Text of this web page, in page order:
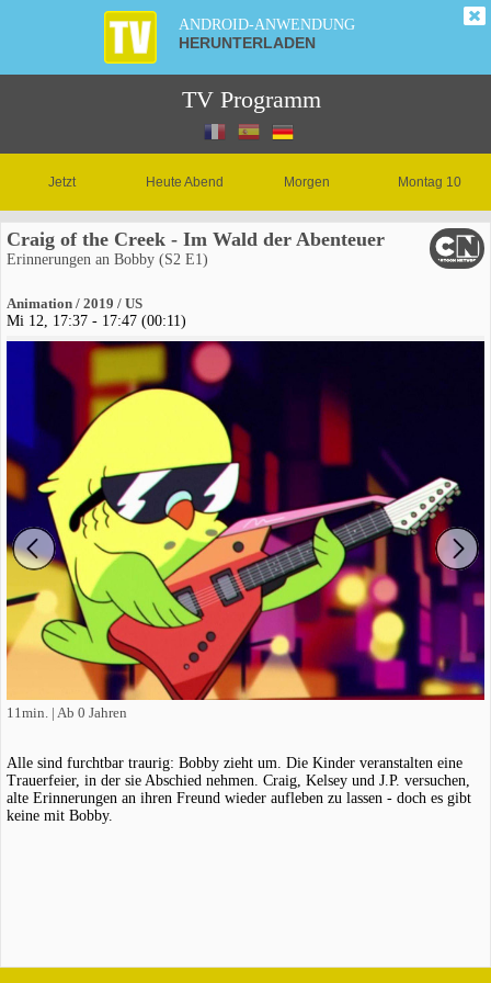
ANDROID-ANWENDUNG
HERUNTERLADEN
TV Programm
Jetzt Heute Abend Morgen Montag 10
Craig of the Creek - Im Wald der Abenteuer
Erinnerungen an Bobby (S2 E1)
Animation / 2019 / US
Mi 12, 17:37 - 17:47 (00:11)
11min. | Ab 0 Jahren
Alle sind furchtbar traurig: Bobby zieht um. Die Kinder veranstalten eine
Trauerfeier, in der sie Abschied nehmen. Craig, Kelsey und J.P. versuchen,
alte Erinnerungen an ihren Freund wieder aufleben zu lassen - doch es gibt
keine mit Bobby.